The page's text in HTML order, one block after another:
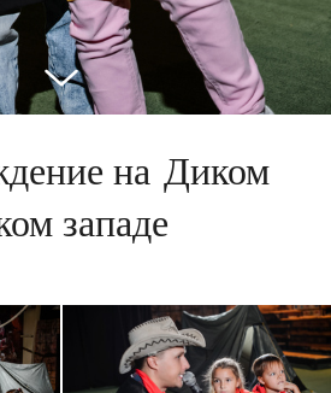
на Диком
западе